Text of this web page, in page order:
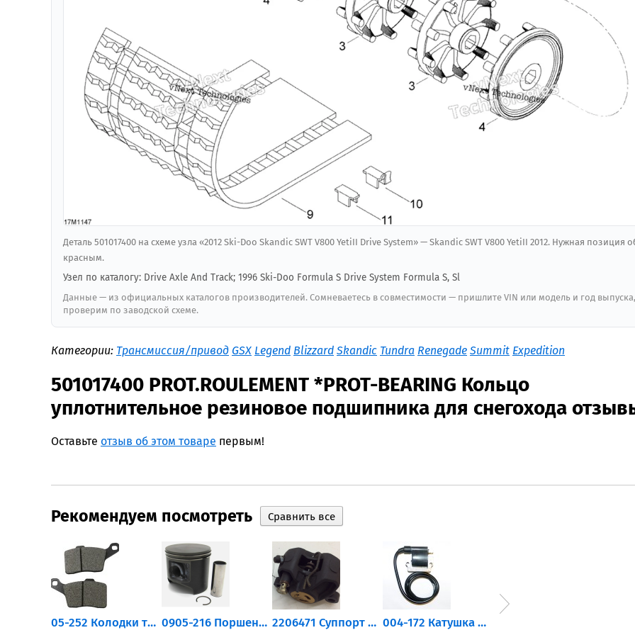
Деталь 501017400 на схеме узла «2012 Ski-Doo Skandic SWT V800 YetiII Drive System» — Skandic SWT V800 YetiII 2012. Нужная позиция
красным.
Узел по каталогу: Drive Axle And Track; 1996 Ski-Doo Formula S Drive System Formula S, Sl
Данные — из официальных каталогов производителей. Сомневаетесь в совместимости — пришлите VIN или модель и год выпуска,
проверим по заводской схеме.
Категории: Трансмиссия/привод GSX Legend Blizzard Skandic Tundra Renegade Summit Expedition
501017400 PROT.ROULEMENT *PROT-BEARING Кольцо
уплотнительное резиновое подшипника для снегохода
Оставьте отзыв об этом товаре первым!
Рекомендуем посмотреть
05-252 Колодки тормозные... 0905-216 Поршень Arctic Cat... 2206471 Суппорт тормозной... 004-172 Катушка зажигания...